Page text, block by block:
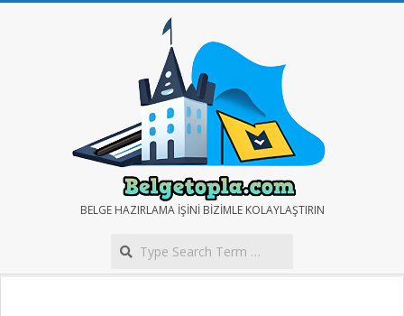
BELGE
TOPLA
BELGE HAZIRLAMA IŞINI BIZIMLE KOLAYLAŞTIRIN